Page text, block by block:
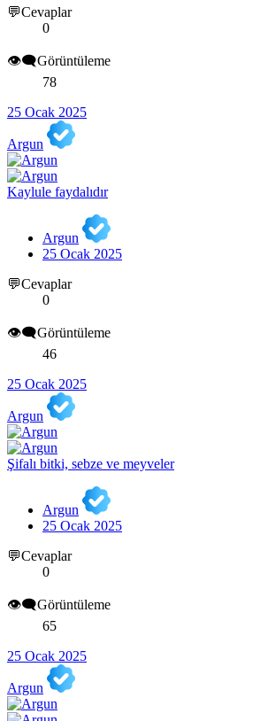
💬Cevaplar
0
👁️‍🗨️Görüntüleme
78
25 Ocak 2025
Argun
Kaylule faydalıdır
Argun
25 Ocak 2025
💬Cevaplar
0
👁️‍🗨️Görüntüleme
46
25 Ocak 2025
Argun
Şifalı bitki, sebze ve meyveler
Argun
25 Ocak 2025
💬Cevaplar
0
👁️‍🗨️Görüntüleme
65
25 Ocak 2025
Argun